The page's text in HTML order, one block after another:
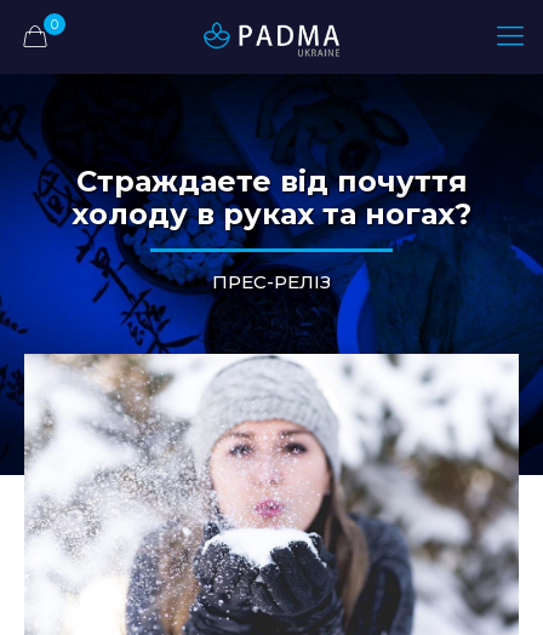
0
Страждаете від почуття
холоду в руках та ногах?
ПРЕС-РЕЛІЗ